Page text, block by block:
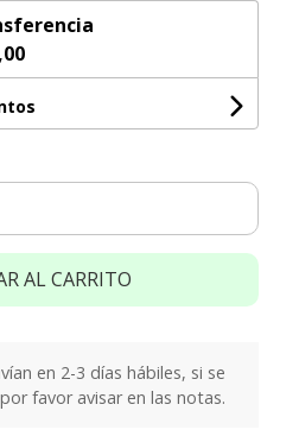
AL CARRITO
en 2-3 días hábiles, si se
favor avisar en las notas.